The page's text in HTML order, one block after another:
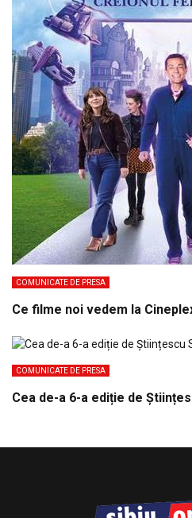
COMUNICATE DE PRESA
Ce filme noi vedem la
COMUNICATE DE PRESA
Cea de-a 6-a ediție de